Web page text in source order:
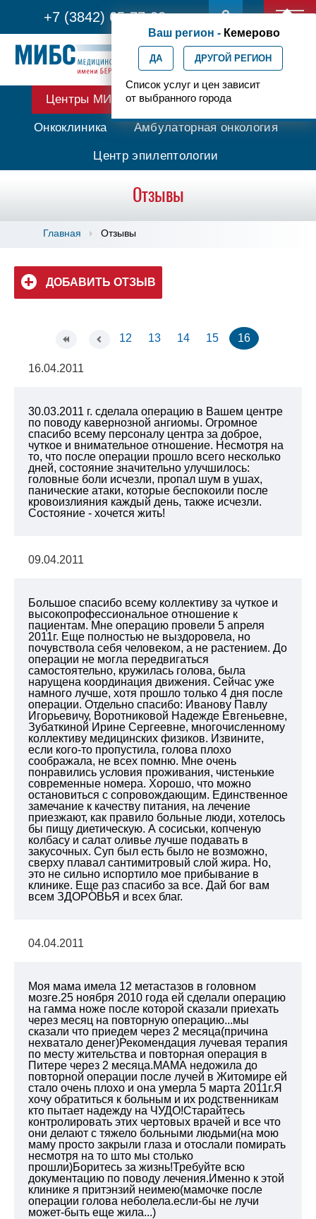
+7 (3842) 65-77-03
Ваш регион - Кемерово
ДА ДРУГОЙ РЕГИОН
Список услуг и цен зависит
от выбранного города
Центры МИБС Протонная терапия
Онкоклиника Амбулаторная онкология
Центр эпилептологии
Отзывы
Главная Отзывы
ДОБАВИТЬ ОТЗЫВ
12 13 14 15 16
16.04.2011
30.03.2011 г. сделала операцию в Вашем центре
по поводу кавернозной ангиомы. Огромное
спасибо всему персоналу центра за доброе,
чуткое и внимательное отношение. Несмотря на
то, что после операции прошло всего несколько
дней, состояние значительно улучшилось:
головные боли исчезли, пропал шум в ушах,
панические атаки, которые беспокоили после
кровоизлияния каждый день, также исчезли.
Состояние - хочется жить!
09.04.2011
Большое спасибо всему коллективу за чуткое и
высокопрофессиональное отношение к
пациентам. Мне операцию провели 5 апреля
2011г. Еще полностью не выздоровела, но
почувствола себя человеком, а не растением. До
операции не могла передвигаться
самостоятельно, кружилась голова, была
нарущена координация движения. Сейчас уже
намного лучше, хотя прошло только 4 дня после
операции. Отдельно спасибо: Иванову Павлу
Игорьевичу, Воротниковой Надежде Евгеньевне,
Зубаткиной Ирине Сергеевне, многочисленному
коллективу медицинских физиков. Извините,
если кого-то пропустила, голова плохо
соображала, не всех помню. Мне очень
понравились условия проживания, чистенькие
современные номера. Хорошо, что можно
остановиться с сопровождающим. Единственное
замечание к качеству питания, на лечение
приезжают, как правило больные люди, хотелось
бы пищу диетическую. А сосиськи, копченую
колбасу и салат оливье лучше подавать в
закусочных. Суп был есть было не возможно,
сверху плавал сантимитровый слой жира. Но,
это не сильно испортило мое прибывание в
клинике. Еще раз спасибо за все. Дай бог вам
всем ЗДОРОВЬЯ и всех благ.
04.04.2011
Моя мама имела 12 метастазов в головном
мозге.25 ноября 2010 года ей сделали операцию
на гамма ноже после которой сказали приехать
через месяц на повторную операцию...мы
сказали что приедем через 2 месяца(причина
нехватало денег)Рекомендация лучевая терапия
по месту жительства и повторная операция в
Питере через 2 месяца.МАМА недожила до
повторной операции после лучей в Житомире ей
стало очень плохо и она умерла 5 марта 2011г.Я
хочу обратиться к больным и их родственникам
кто пытает надежду на ЧУДО!Старайтесь
контролировать этих чертовых врачей и все что
они делают с тяжело больными людьми(на мою
маму просто закрыли глаза и отослали помирать
несмотря на то што мы столько
прошли)Боритесь за жизнь!Требуйте всю
документацию по поводу лечения.Именно к этой
клинике я притэнзий неимею(мамочке после
операции голова неболела.если-бы не лучи
может-быть еще жила...)